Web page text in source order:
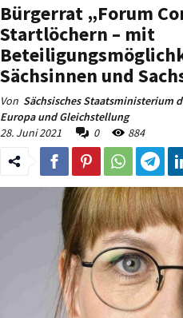
Bürgerrat „Forum
Startlöchern – mit
Sächsinnen und
Von Sächsisches Staatsministerium
Europa und Gleichstellung
28. Juni 2021
0 884